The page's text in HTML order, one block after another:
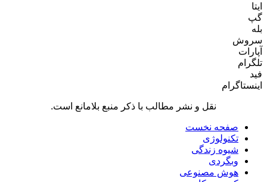
ایتا
گپ
بله
سروش
آپارات
تلگرام
فید
اینستاگرام
نقل و نشر مطالب با ذکر منبع بلامانع است.
صفحه نخست
تکنولوژی
شیوه زندگی
وبگردی
هوش مصنوعی